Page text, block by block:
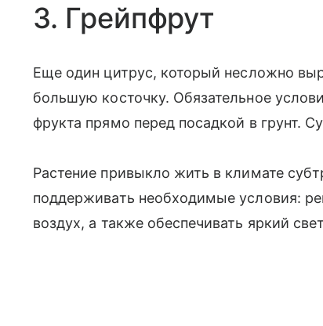
3. Грейпфрут
Еще один цитрус, который несложно
большую косточку. Обязательное
фрукта прямо перед посадкой в грунт.
Растение привыкло жить в климате
поддерживать необходимые условия:
воздух, а также обеспечивать яркий